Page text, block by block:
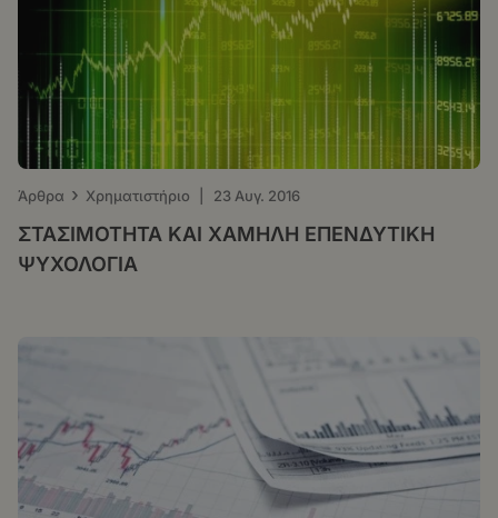
Άρθρα › Χρηματιστήριο 23 Αυγ. 2016
ΣΤΑΣΙΜΟΤΗΤΑ ΚΑΙ ΧΑΜΗΛΗ ΕΠΕΝΔΥΤΙΚΗ
ΨΥΧΟΛΟΓΙΑ